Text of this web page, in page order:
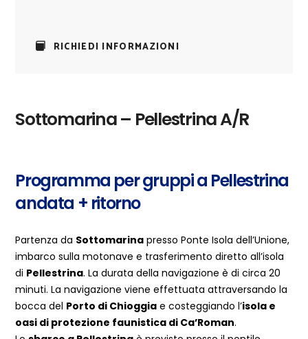
RICHIEDI INFORMAZIONI
Sottomarina – Pellestrina A/R
Programma per gruppi a Pellestrina
andata + ritorno
Partenza da Sottomarina presso Ponte Isola dell’Unione,
imbarco sulla motonave e trasferimento diretto all’isola
di Pellestrina. La durata della navigazione è di circa 20
minuti. La navigazione viene effettuata attraversando la
bocca del Porto di Chioggia e costeggiando l’isola e
oasi di protezione faunistica di Ca’Roman.